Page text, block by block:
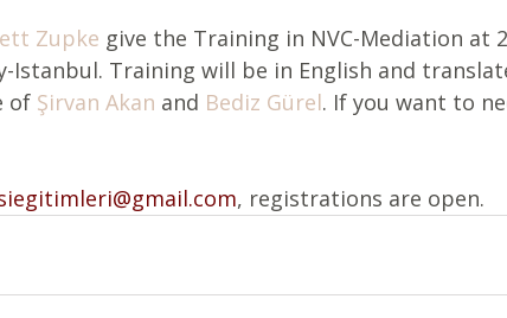
Zupke give the Training in NVC-Mediation at
Istanbul. Training will be in English and
of Şirvan Akan and Bediz Gürel. If you want to
, registrations are open.